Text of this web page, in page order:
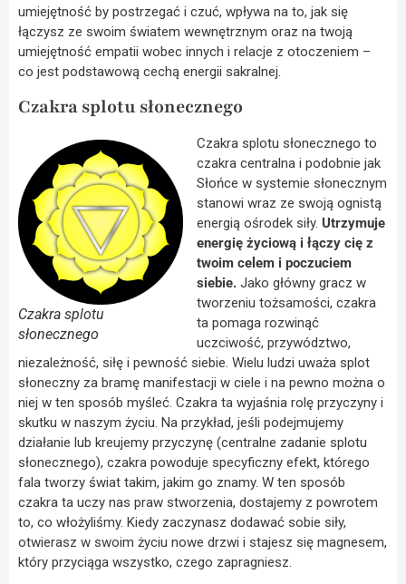
umiejętność by postrzegać i czuć, wpływa na to, jak się
łączysz ze swoim światem wewnętrznym oraz na twoją
umiejętność empatii wobec innych i relacje z otoczeniem –
co jest podstawową cechą energii sakralnej.
Czakra splotu słonecznego
Czakra splotu
słonecznego
Czakra splotu słonecznego to
czakra centralna i podobnie jak
Słońce w systemie słonecznym
stanowi wraz ze swoją ognistą
energią ośrodek siły. Utrzymuje
energię życiową i łączy cię z
twoim celem i poczuciem
siebie. Jako główny gracz w
tworzeniu tożsamości, czakra
ta pomaga rozwinąć
uczciwość, przywództwo,
niezależność, siłę i pewność siebie. Wielu ludzi uważa splot
słoneczny za bramę manifestacji w ciele i na pewno można o
niej w ten sposób myśleć. Czakra ta wyjaśnia rolę przyczyny i
skutku w naszym życiu. Na przykład, jeśli podejmujemy
działanie lub kreujemy przyczynę (centralne zadanie splotu
słonecznego), czakra powoduje specyficzny efekt, którego
fala tworzy świat takim, jakim go znamy. W ten sposób
czakra ta uczy nas praw stworzenia, dostajemy z powrotem
to, co włożyliśmy. Kiedy zaczynasz dodawać sobie siły,
otwierasz w swoim życiu nowe drzwi i stajesz się magnesem,
który przyciąga wszystko, czego zapragniesz.